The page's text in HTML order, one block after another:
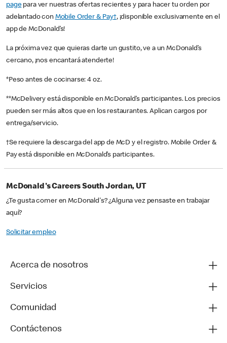
pagepara ver nuestras ofertas recientes y para hacer tu orden por
adelantado con Mobile Order & Pay†, ¡disponible exclusivamente en el
app de McDonald’s!
La próxima vez que quieras darte un gustito, ve a un McDonald’s
cercano, ¡nos encantará atenderte!
*Peso antes de cocinarse: 4 oz.
**McDelivery está disponible en McDonald’s participantes. Los precios
pueden ser más altos que en los restaurantes. Aplican cargos por
entrega/servicio.
†Se requiere la descarga del app de McD y el registro. Mobile Order &
Pay está disponible en McDonald’s participantes.
McDonald's Careers South Jordan, UT
¿Te gusta comer en McDonald's? ¿Alguna vez pensaste en trabajar
aquí?
Solicitar empleo
Acerca de nosotros
Servicios
Comunidad
Contáctenos